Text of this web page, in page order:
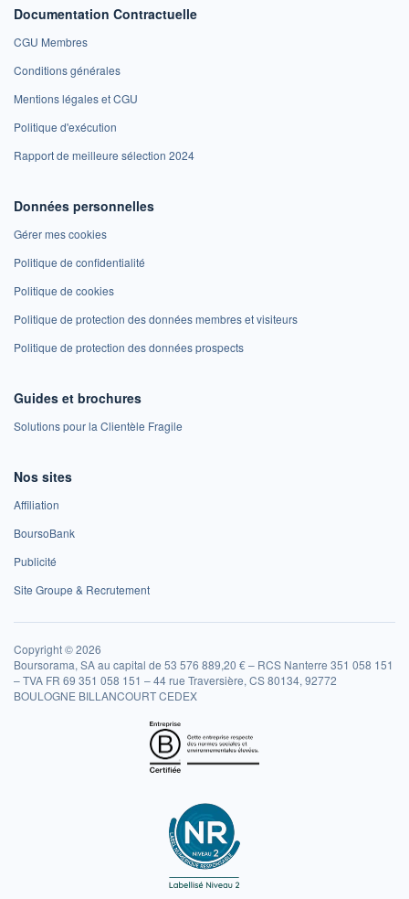
Documentation Contractuelle
CGU Membres
Conditions générales
Mentions légales et CGU
Politique d'exécution
Rapport de meilleure sélection 2024
Données personnelles
Gérer mes cookies
Politique de confidentialité
Politique de cookies
Politique de protection des données membres et visiteurs
Politique de protection des données prospects
Guides et brochures
Solutions pour la Clientèle Fragile
Nos sites
Affiliation
BoursoBank
Publicité
Site Groupe & Recrutement
Copyright © 2026
Boursorama, SA au capital de 53 576 889,20 € – RCS Nanterre 351 058 151
– TVA FR 69 351 058 151 – 44 rue Traversière, CS 80134, 92772
BOULOGNE BILLANCOURT CEDEX